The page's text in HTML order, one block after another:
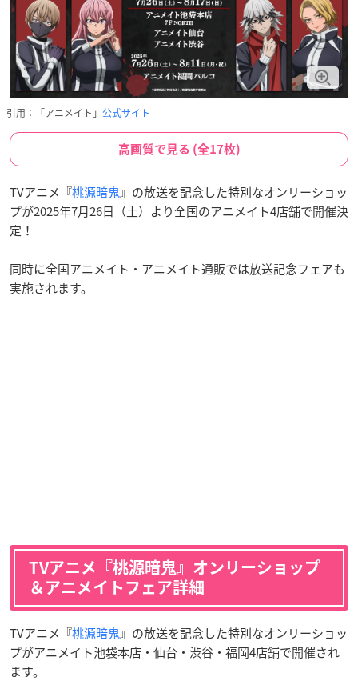
引用：「アニメイト」 公式サイト
高画質で見る (全17枚)
TVアニメ『桃源暗鬼』の放送を記念した特別なオンリーショッ
プが2025年7月26日（土）より全国のアニメイト4店舗で開催決
定！
同時に全国アニメイト・アニメイト通販では放送記念フェアも
実施されます。
TVアニメ『桃源暗鬼』オンリーショップ
＆アニメイトフェア詳細
TVアニメ『桃源暗鬼』の放送を記念した特別なオンリーショッ
プがアニメイト池袋本店・仙台・渋谷・福岡4店舗で開催され
ます。